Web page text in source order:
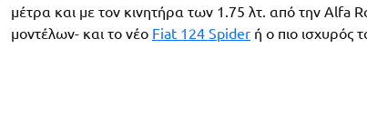
μέτρα και με τον κινητήρα των 1.75 λτ. από την Alfa
μοντέλων- και το νέο Fiat 124 Spider ή ο πιο ισχυρός